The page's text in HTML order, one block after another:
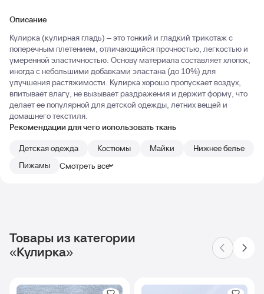
Описание
Кулирка (кулирная гладь) – это тонкий и гладкий трикотаж с
поперечным плетением, отличающийся прочностью, легкостью и
умеренной эластичностью. Основу материала составляет хлопок,
иногда с небольшими добавками эластана (до 10%) для
улучшения растяжимости. Кулирка хорошо пропускает воздух,
впитывает влагу, не вызывает раздражения и держит форму, что
делает ее популярной для детской одежды, летних вещей и
домашнего текстиля.
Рекомендации для чего использовать ткань
Детская одежда
Костюмы Майки
Нижнее белье
Пижамы
Смотреть все
Товары из категории
«Кулирка»